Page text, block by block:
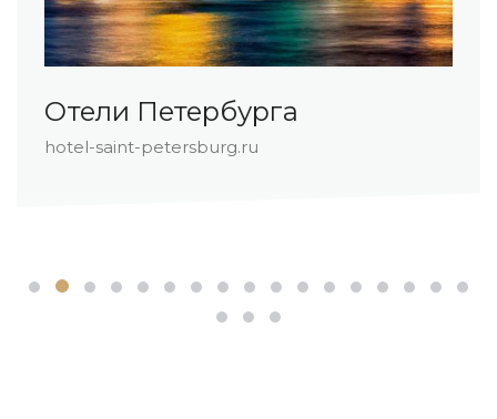
Отели Роза Хутор
hotel-rosa-khutor.ru